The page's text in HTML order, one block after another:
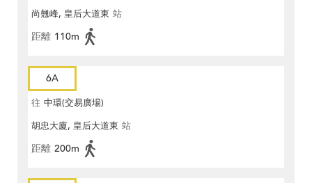
尚翹峰, 皇后大道東 站
距離 110m
6A
往 中環(交易廣場)
胡忠大廈, 皇后大道東 站
距離 200m